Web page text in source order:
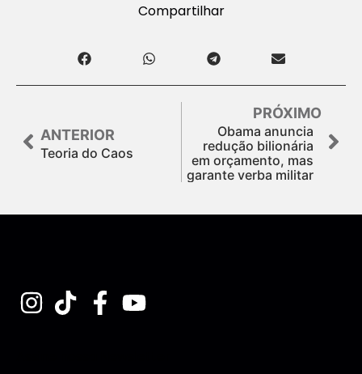
Compartilhar
ANTERIOR
Teoria do Caos
PRÓXIMO
Obama anuncia
redução bilionária
em orçamento, mas
garante verba militar